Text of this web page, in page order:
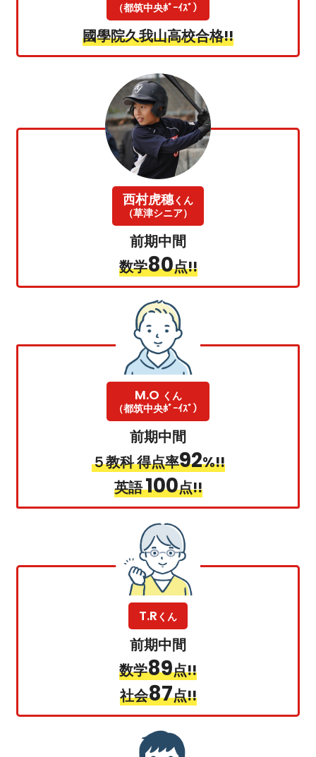
（都筑中央ﾎﾞｰｲｽﾞ）
國學院久我山高校合格!!
西村虎穗くん
（草津シニア）
前期中間
数学80点!!
M.O くん
（都筑中央ﾎﾞｰｲｽﾞ）
前期中間
５教科 得点率92%!!
英語100点!!
T.R くん
前期中間
数学89点!!
社会87点!!